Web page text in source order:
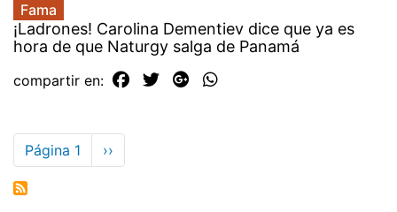
Fama
¡Ladrones! Carolina Dementiev dice que ya es
hora de que Naturgy salga de Panamá
compartir en:
Paginación
Página 1
Siguiente
página
››